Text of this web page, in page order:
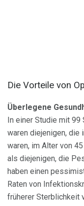
Die Vorteile von
Überlegene
In einer Studie mit 99
waren diejenigen, die
waren, im Alter von
als diejenigen, die
haben einen
Raten von
früherer Sterblichkeit